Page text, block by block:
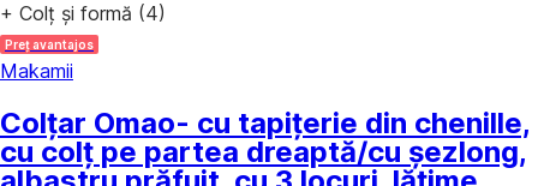
+ Colț și formă (4)
Preț avantajos
Makamii
Colțar Omao- cu tapițerie din chenille,
cu colț pe partea dreaptă/cu șezlong,